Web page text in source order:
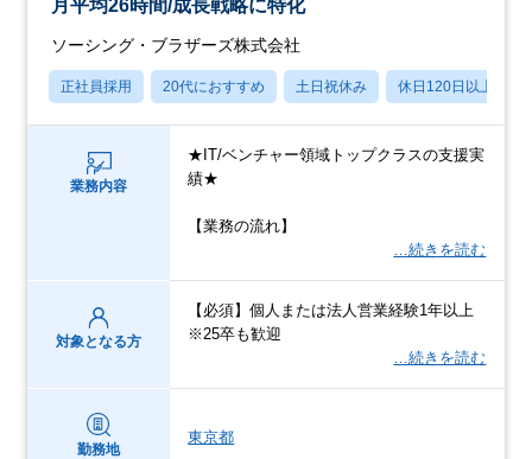
月平均26時間/成長戦略に特化
ソーシング・ブラザーズ株式会社
正社員採用 20代におすすめ 土日祝休み 休日120日以上
業務内容
★IT/ベンチャー領域トップクラスの支援実
績★
【業務の流れ】
…続きを読む
対象となる方
【必須】個人または法人営業経験1年以上
※25卒も歓迎
…続きを読む
勤務地
東京都